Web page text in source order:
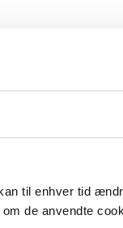
til enhver tid
de anvendte